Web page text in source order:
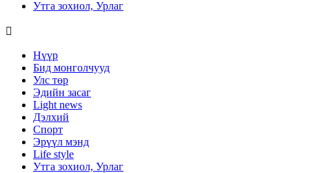
Утга зохиол, Урлаг
Нүүр
Бид монголчууд
Улс төр
Эдийн засаг
Light news
Дэлхий
Спорт
Эрүүл мэнд
Life style
Утга зохиол, Урлаг